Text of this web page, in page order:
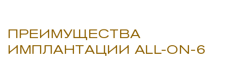
ПРЕИМУЩЕСТВА
ИМПЛАНТАЦИИ ALL-ON-6